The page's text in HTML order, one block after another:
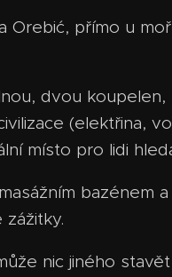
přímo u
dvou
(elektřina,
místo pro lidi
bazénem
nic jiného